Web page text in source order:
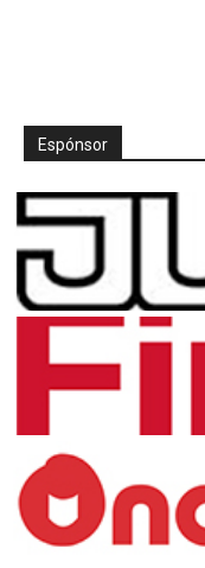
Espónsor